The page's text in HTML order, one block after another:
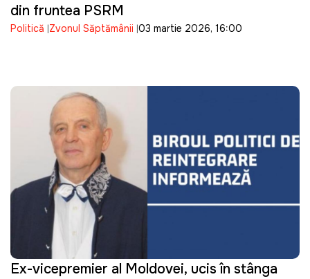
din fruntea PSRM
Politică Zvonul Săptămânii 03 martie 2026, 16:00
Ex-vicepremier al Moldovei, ucis în stânga